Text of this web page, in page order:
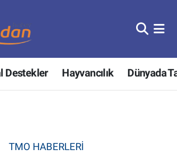
Destekler Hayvancılık Dünyada
TMO HABERLERI